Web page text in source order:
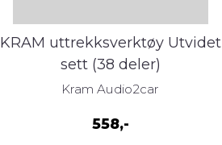
KRAM uttrekksverktøy Utvidet
sett (38 deler)
Kram Audio2car
558,-